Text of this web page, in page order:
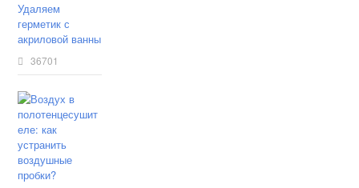
Удаляем
герметик с
акриловой ванны
36701